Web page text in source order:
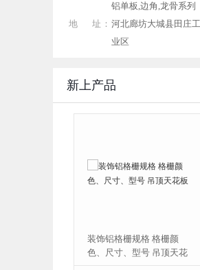
铝单板,边角,龙骨系列
地 址： 河北廊坊大城县田庄工
业区
新上产品
装饰铝格栅规格 格栅颜
色、尺寸、型号 吊顶天花